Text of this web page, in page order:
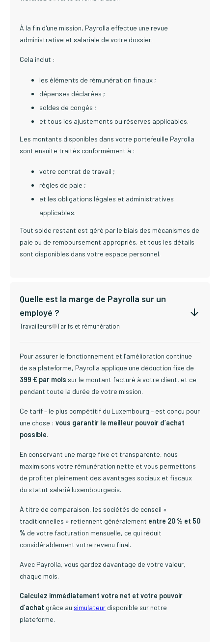
À la fin d'une mission, Payrolla effectue une revue
administrative et salariale de votre dossier.
Cela inclut :
les éléments de rémunération finaux ;
dépenses déclarées ;
soldes de congés ;
et tous les ajustements ou réserves applicables.
Les montants disponibles dans votre portefeuille Payrolla
sont ensuite traités conformément à :
votre contrat de travail ;
règles de paie ;
et les obligations légales et administratives
applicables.
Tout solde restant est géré par le biais des mécanismes de
paie ou de remboursement appropriés, et tous les détails
sont disponibles dans votre espace personnel.
Quelle est la marge de Payrolla sur un
employé ?
Travailleurs Tarifs et rémunération
Pour assurer le fonctionnement et l’amélioration continue
de sa plateforme, Payrolla applique une déduction fixe de
399 € par mois sur le montant facturé à votre client, et ce
pendant toute la durée de votre mission.
Ce tarif – le plus compétitif du Luxembourg – est conçu pour
une chose : vous garantir le meilleur pouvoir d’achat
possible.
En conservant une marge fixe et transparente, nous
maximisons votre rémunération nette et vous permettons
de profiter pleinement des avantages sociaux et fiscaux
du statut salarié luxembourgeois.
À titre de comparaison, les sociétés de conseil «
traditionnelles » retiennent généralement entre 20 % et 50
% de votre facturation mensuelle, ce qui réduit
considérablement votre revenu final.
Avec Payrolla, vous gardez davantage de votre valeur,
chaque mois.
Calculez immédiatement votre net et votre pouvoir
d’achat grâce au simulateur disponible sur notre
plateforme.